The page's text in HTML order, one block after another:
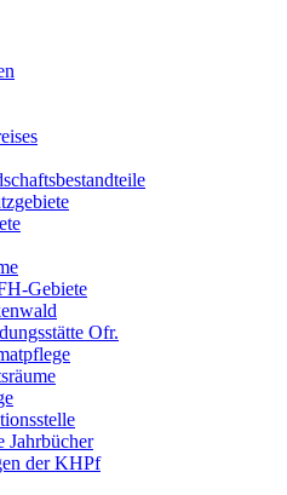
Gebiete
Ofr.
Jahrbücher
der KHPf